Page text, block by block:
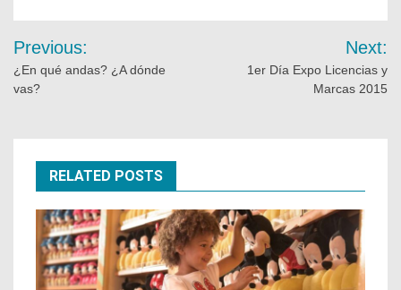
Previous:
¿En qué andas? ¿A dónde
vas?
Next:
1er Día Expo Licencias y
Marcas 2015
RELATED POSTS